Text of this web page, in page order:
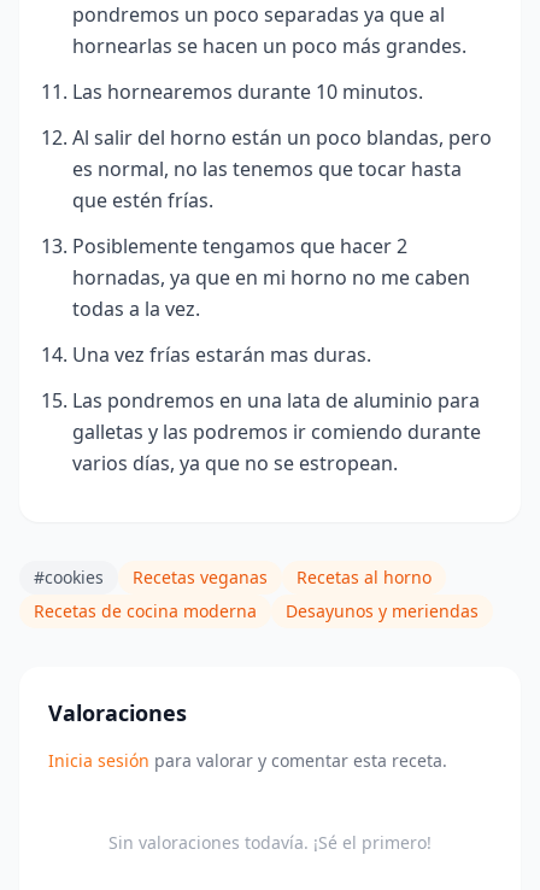
pondremos un poco separadas ya que al
hornearlas se hacen un poco más grandes.
Las hornearemos durante 10 minutos.
Al salir del horno están un poco blandas, pero
es normal, no las tenemos que tocar hasta
que estén frías.
Posiblemente tengamos que hacer 2
hornadas, ya que en mi horno no me caben
todas a la vez.
Una vez frías estarán mas duras.
Las pondremos en una lata de aluminio para
galletas y las podremos ir comiendo durante
varios días, ya que no se estropean.
#cookies Recetas veganas
Recetas al horno
Recetas de cocina moderna
Desayunos y meriendas
Valoraciones
Inicia sesión para valorar y comentar esta receta.
Sin valoraciones todavía. ¡Sé el primero!